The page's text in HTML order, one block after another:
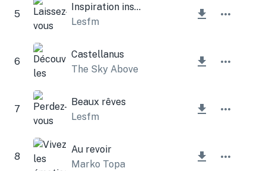
5
Inspiration inspirante
Lesfm
6
Castellanus
The Sky Above
7
Beaux rêves
Lesfm
8
Au revoir
Marko Topa